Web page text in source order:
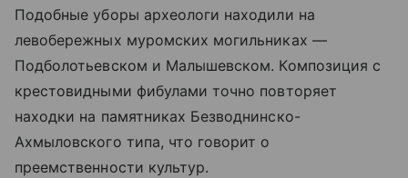
Подобные уборы археологи находили на
левобережных муромских могильниках —
Подболотьевском и Малышевском. Композиция с
крестовидными фибулами точно повторяет
находки на памятниках Безводнинско-
Ахмыловского типа, что говорит о
преемственности культур.